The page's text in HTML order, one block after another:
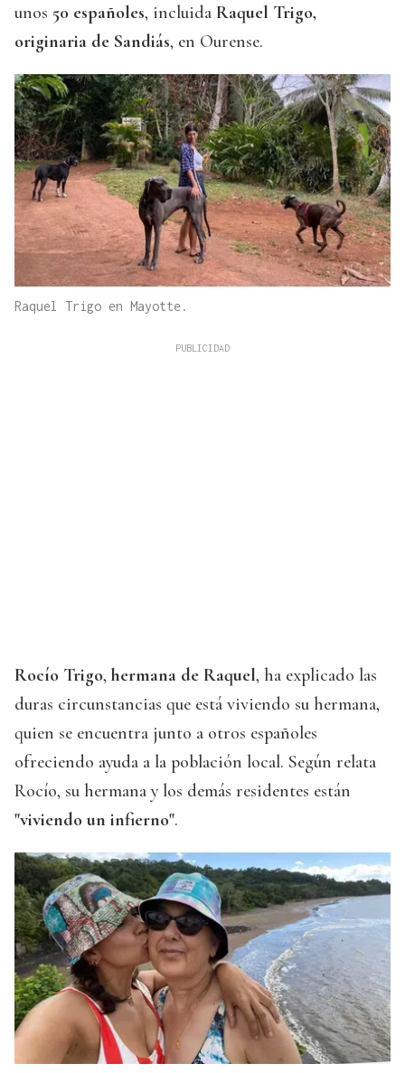
unos 50 españoles, incluida Raquel Trigo,
originaria de Sandiás, en Ourense.
Raquel Trigo en Mayotte.
Rocío Trigo, hermana de Raquel, ha explicado las
duras circunstancias que está viviendo su hermana,
quien se encuentra junto a otros españoles
ofreciendo ayuda a la población local. Según relata
Rocío, su hermana y los demás residentes están
"viviendo un infierno".